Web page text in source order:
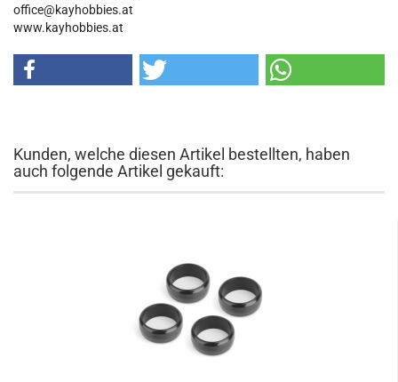
office@kayhobbies.at
www.kayhobbies.at
Kunden, welche diesen Artikel bestellten, haben
auch folgende Artikel gekauft: